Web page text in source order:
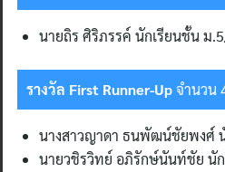
นายถิร ศิริภรรค์ นักเรียนชั้น ม
รางวัล First Runner-Upจำนวน
นางสาวญาดา ธนพัฒน์ชัยพงศ์
นายวชิรวิทย์ อภิรักษ์นันท์ชัย นั